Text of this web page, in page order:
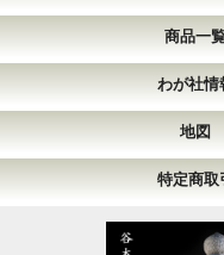
商品一
わが社情
地図
特定商取